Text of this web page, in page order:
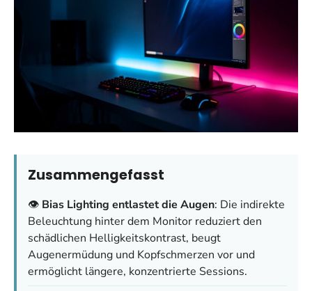
Zusammengefasst
👁️ Bias Lighting entlastet die Augen: Die indirekte
Beleuchtung hinter dem Monitor reduziert den
schädlichen Helligkeitskontrast, beugt
Augenermüdung und Kopfschmerzen vor und
ermöglicht längere, konzentrierte Sessions.